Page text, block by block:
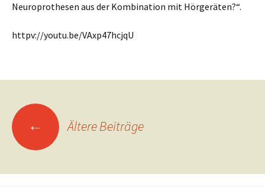
Neuroprothesen aus der Kombination mit Hörgeräten?“.
httpv://youtu.be/VAxp47hcjqU
Beitragsnavigation
← Ältere Beiträge